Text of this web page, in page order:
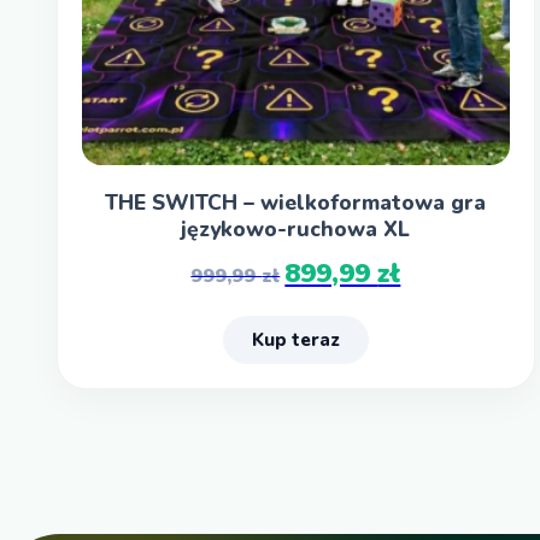
THE SWITCH – wielkoformatowa gra
językowo-ruchowa XL
999,99zł 899,99zł
Kup teraz